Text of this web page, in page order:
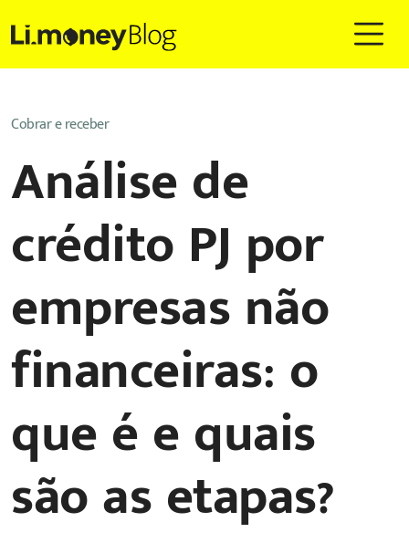
Cobrar e receber
Análise de
crédito PJ por
empresas não
financeiras: o
que é e quais
são as etapas?